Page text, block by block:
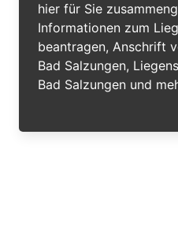
hier für Sie
Informationen zum
beantragen, Anschrift
Bad Salzungen,
Bad Salzungen und